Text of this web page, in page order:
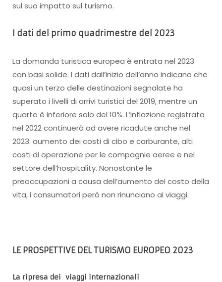
sul suo impatto sul turismo.
I dati del primo quadrimestre del 2023
La domanda turistica europea è entrata nel 2023
con basi solide. I dati dall’inizio dell’anno indicano che
quasi un terzo delle destinazioni segnalate ha
superato i livelli di arrivi turistici del 2019, mentre un
quarto è inferiore solo del 10%. L’inflazione registrata
nel 2022 continuerà ad avere ricadute anche nel
2023: aumento dei costi di cibo e carburante, alti
costi di operazione per le compagnie aeree e nel
settore dell’hospitality. Nonostante le
preoccupazioni a causa dell’aumento del costo della
vita, i consumatori però non rinunciano ai viaggi.
LE PROSPETTIVE DEL TURISMO EUROPEO 2023
La ripresa dei viaggi internazionali